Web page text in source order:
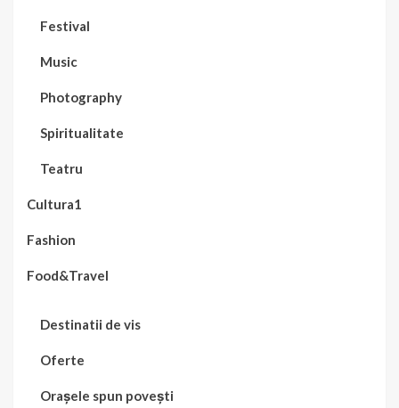
Festival
Music
Photography
Spiritualitate
Teatru
Cultura1
Fashion
Food&Travel
Destinatii de vis
Oferte
Orașele spun povești